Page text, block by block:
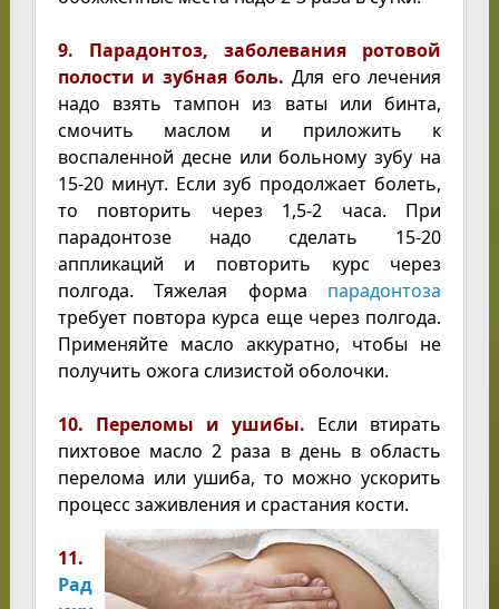
9. Парадонтоз, заболевания ротовой
полости и зубная боль. Для его лечения
надо взять тампон из ваты или бинта,
смочить маслом и приложить к
воспаленной десне или больному зубу на
15-20 минут. Если зуб продолжает болеть,
то повторить через 1,5-2 часа. При
парадонтозе надо сделать 15-20
аппликаций и повторить курс через
полгода. Тяжелая форма парадонтоза
требует повтора курса еще через полгода.
Применяйте масло аккуратно, чтобы не
получить ожога слизистой оболочки.
10. Переломы и ушибы. Если втирать
пихтовое масло 2 раза в день в область
перелома или ушиба, то можно ускорить
процесс заживления и срастания кости.
11.
Рад